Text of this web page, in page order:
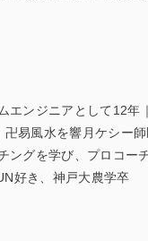
エンジニアとして12年
卍易風水を響月ケシー
ングを学び、プロコー
好き、神戸大農学卒